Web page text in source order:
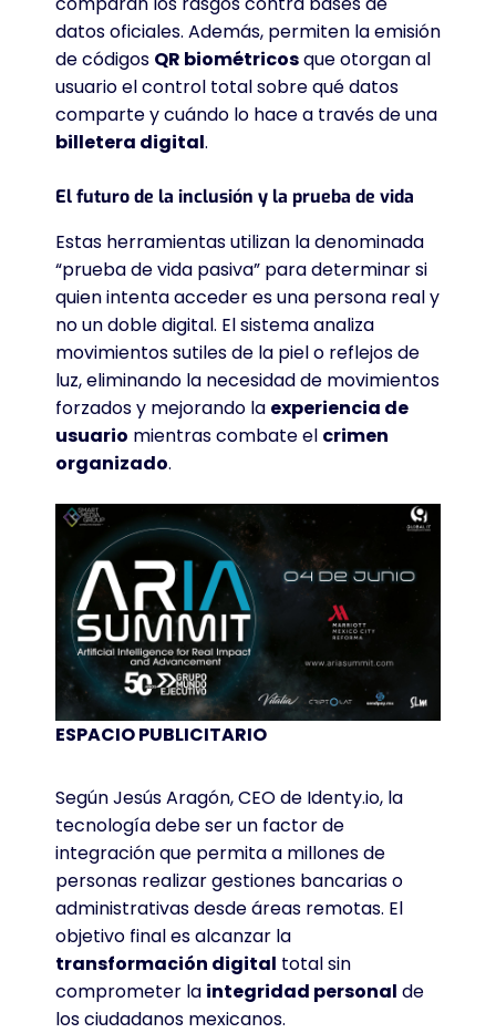
datos oficiales. Además, permiten la emisión
de códigos QR biométricosque otorgan al
usuario el control total sobre qué datos
comparte y cuándo lo hace a través de una
billetera digital.
El futuro de la inclusión y la prueba de vida
Estas herramientas utilizan la denominada
“prueba de vida pasiva” para determinar si
quien intenta acceder es una persona real y
no un doble digital. El sistema analiza
movimientos sutiles de la piel o reflejos de
luz, eliminando la necesidad de movimientos
forzados y mejorando la experiencia de
usuario mientras combate el crimen
organizado.
ESPACIO PUBLICITARIO
Según Jesús Aragón, CEO de Identy.io, la
tecnología debe ser un factor de
integración que permita a millones de
personas realizar gestiones bancarias o
administrativas desde áreas remotas. El
objetivo final es alcanzar la
transformación digital total sin
comprometer la integridad personal de
los ciudadanos mexicanos.